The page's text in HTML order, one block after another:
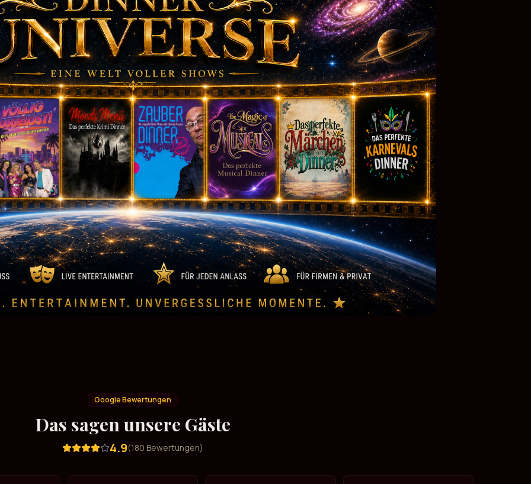
Google Bewertungen
Das sagen unsere Gäste
4.9(180 Bewertungen)